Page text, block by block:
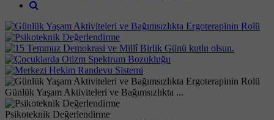
Günlük Yaşam Aktiviteleri ve Bağımsızlıkta ...
Psikoteknik Değerlendirme